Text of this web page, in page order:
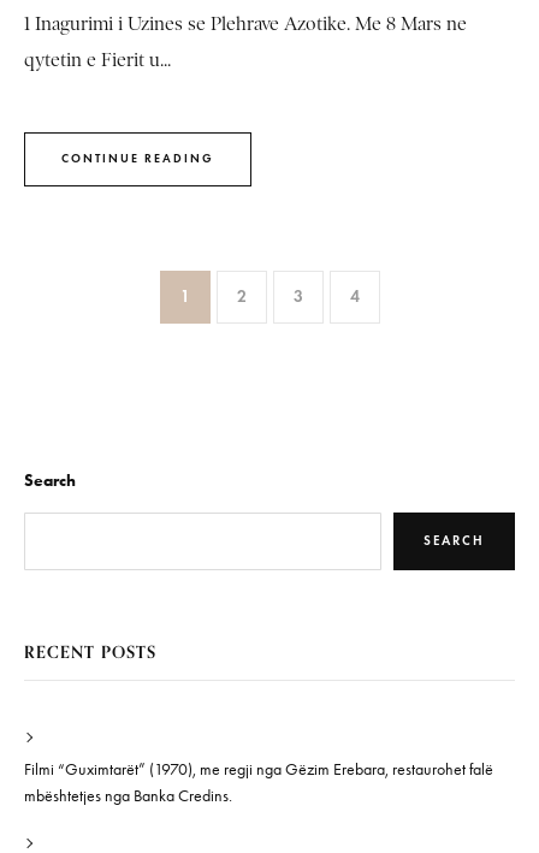
1 Inagurimi i Uzines se Plehrave Azotike. Me 8 Mars ne
qytetin e Fierit u...
CONTINUE READING
1 2 3 4
Search
SEARCH
RECENT POSTS
Filmi “Guximtarët” (1970), me regji nga Gëzim Erebara, restaurohet falë
mbështetjes nga Banka Credins.